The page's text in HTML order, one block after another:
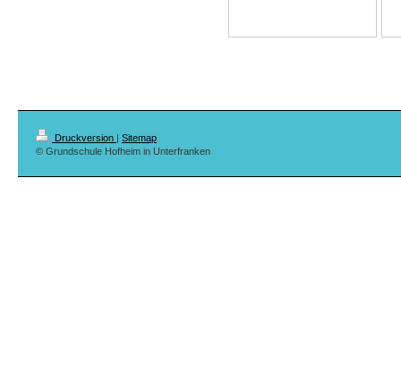
Druckversion | Sitemap
© Grundschule Hofheim in Unterfranken